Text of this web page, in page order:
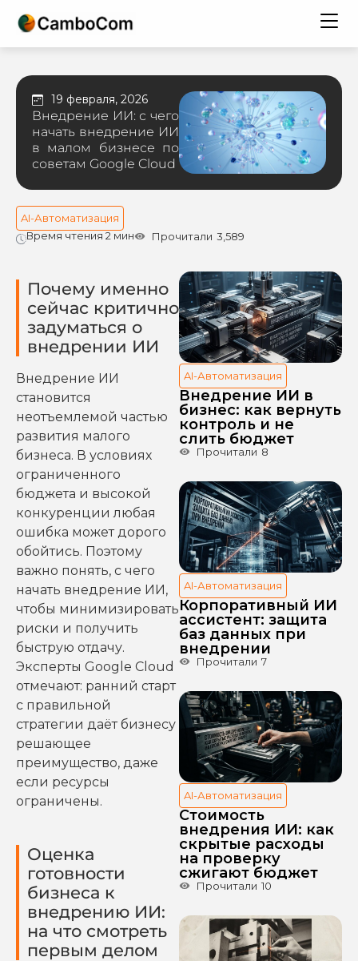
19 февраля, 2026
Внедрение ИИ: с чего
начать внедрение ИИ
в малом бизнесе по
советам Google Cloud
Время чтения 2 мин Прочитали 3,589
AI-Автоматизация
Почему именно
сейчас критично
задуматься о
внедрении ИИ
Внедрение ИИ
становится
неотъемлемой частью
развития малого
бизнеса. В условиях
ограниченного
бюджета и высокой
конкуренции любая
ошибка может дорого
обойтись. Поэтому
важно понять, с чего
начать внедрение ИИ,
чтобы минимизировать
риски и получить
быструю отдачу.
Эксперты Google Cloud
отмечают: ранний старт
с правильной
стратегии даёт бизнесу
решающее
преимущество, даже
если ресурсы
ограничены.
Оценка
готовности
бизнеса к
внедрению ИИ:
на что смотреть
первым делом
AI-Автоматизация
Внедрение ИИ в
бизнес: как вернуть
контроль и не
слить бюджет
Прочитали 8
AI-Автоматизация
Корпоративный ИИ
ассистент: защита
баз данных при
внедрении
Прочитали 7
AI-Автоматизация
Стоимость
внедрения ИИ: как
скрытые расходы
на проверку
сжигают бюджет
Прочитали 10